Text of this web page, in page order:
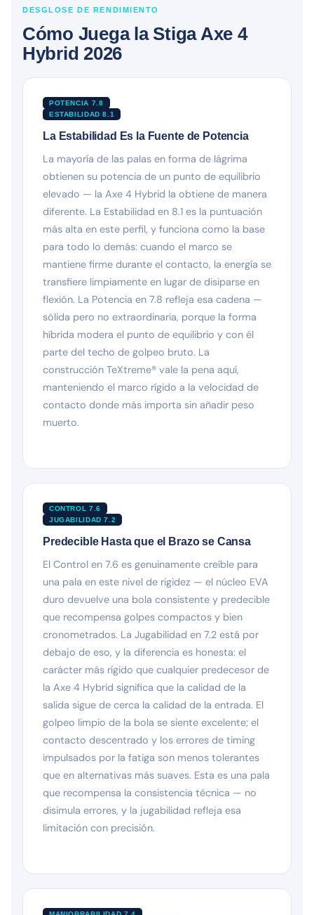
DESGLOSE DE RENDIMIENTO
Cómo Juega la Stiga Axe 4
Hybrid 2026
POTENCIA 7.8
ESTABILIDAD 8.1
La Estabilidad Es la Fuente de Potencia
La mayoría de las palas en forma de lágrima
obtienen su potencia de un punto de equilibrio
elevado — la Axe 4 Hybrid la obtiene de manera
diferente. La Estabilidad en 8.1 es la puntuación
más alta en este perfil, y funciona como la base
para todo lo demás: cuando el marco se
mantiene firme durante el contacto, la energía se
transfiere limpiamente en lugar de disiparse en
flexión. La Potencia en 7.8 refleja esa cadena —
sólida pero no extraordinaria, porque la forma
híbrida modera el punto de equilibrio y con él
parte del techo de golpeo bruto. La
construcción TeXtreme® vale la pena aquí,
manteniendo el marco rígido a la velocidad de
contacto donde más importa sin añadir peso
muerto.
CONTROL 7.6
JUGABILIDAD 7.2
Predecible Hasta que el Brazo se Cansa
El Control en 7.6 es genuinamente creíble para
una pala en este nivel de rigidez — el núcleo EVA
duro devuelve una bola consistente y predecible
que recompensa golpes compactos y bien
cronometrados. La Jugabilidad en 7.2 está por
debajo de eso, y la diferencia es honesta: el
carácter más rígido que cualquier predecesor de
la Axe 4 Hybrid significa que la calidad de la
salida sigue de cerca la calidad de la entrada. El
golpeo limpio de la bola se siente excelente; el
contacto descentrado y los errores de timing
impulsados por la fatiga son menos tolerantes
que en alternativas más suaves. Esta es una pala
que recompensa la consistencia técnica — no
disimula errores, y la jugabilidad refleja esa
limitación con precisión.